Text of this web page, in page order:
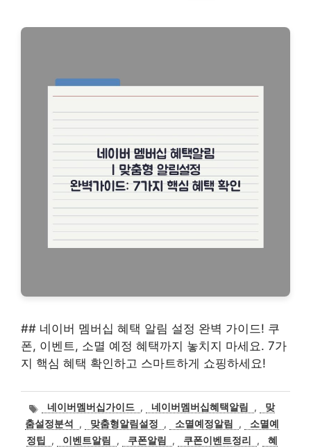
## 네이버 멤버십 혜택 알림 설정 완벽 가이드! 쿠
폰, 이벤트, 소멸 예정 혜택까지 놓치지 마세요. 7가
지 핵심 혜택 확인하고 스마트하게 쇼핑하세요!
태
그
네이버멤버십가이드 , 네이버멤버십혜택알림 ,
맞
춤설정분석
, 맞춤형알림설정 , 소멸예정알림 ,
소멸예
정팁
, 이벤트알림 , 쿠폰알림 , 쿠폰이벤트정리 ,
혜